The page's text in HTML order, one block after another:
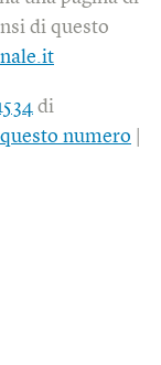
di questo
di
numero